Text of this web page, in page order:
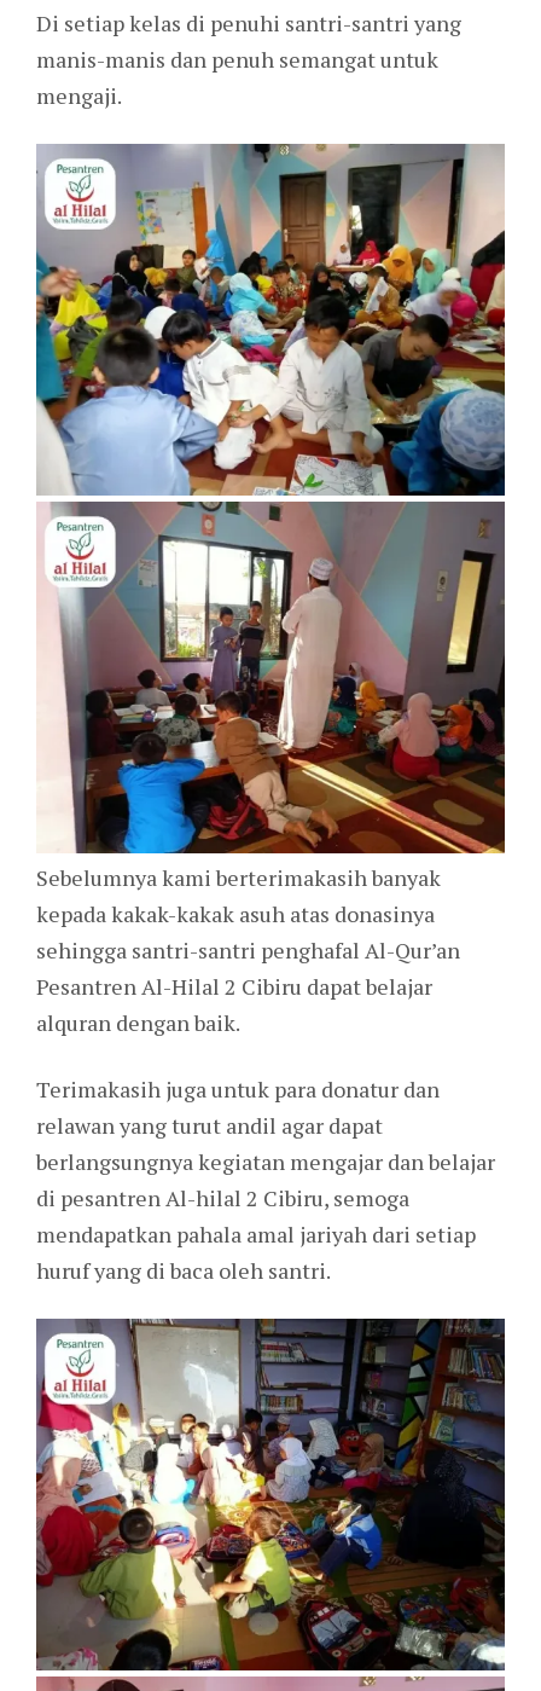
Di setiap kelas di penuhi santri-santri yang
manis-manis dan penuh semangat untuk
mengaji.
Sebelumnya kami berterimakasih banyak
kepada kakak-kakak asuh atas donasinya
sehingga santri-santri penghafal Al-Qur’an
Pesantren Al-Hilal 2 Cibiru dapat belajar
alquran dengan baik.
Terimakasih juga untuk para donatur dan
relawan yang turut andil agar dapat
berlangsungnya kegiatan mengajar dan belajar
di pesantren Al-hilal 2 Cibiru, semoga
mendapatkan pahala amal jariyah dari setiap
huruf yang di baca oleh santri.